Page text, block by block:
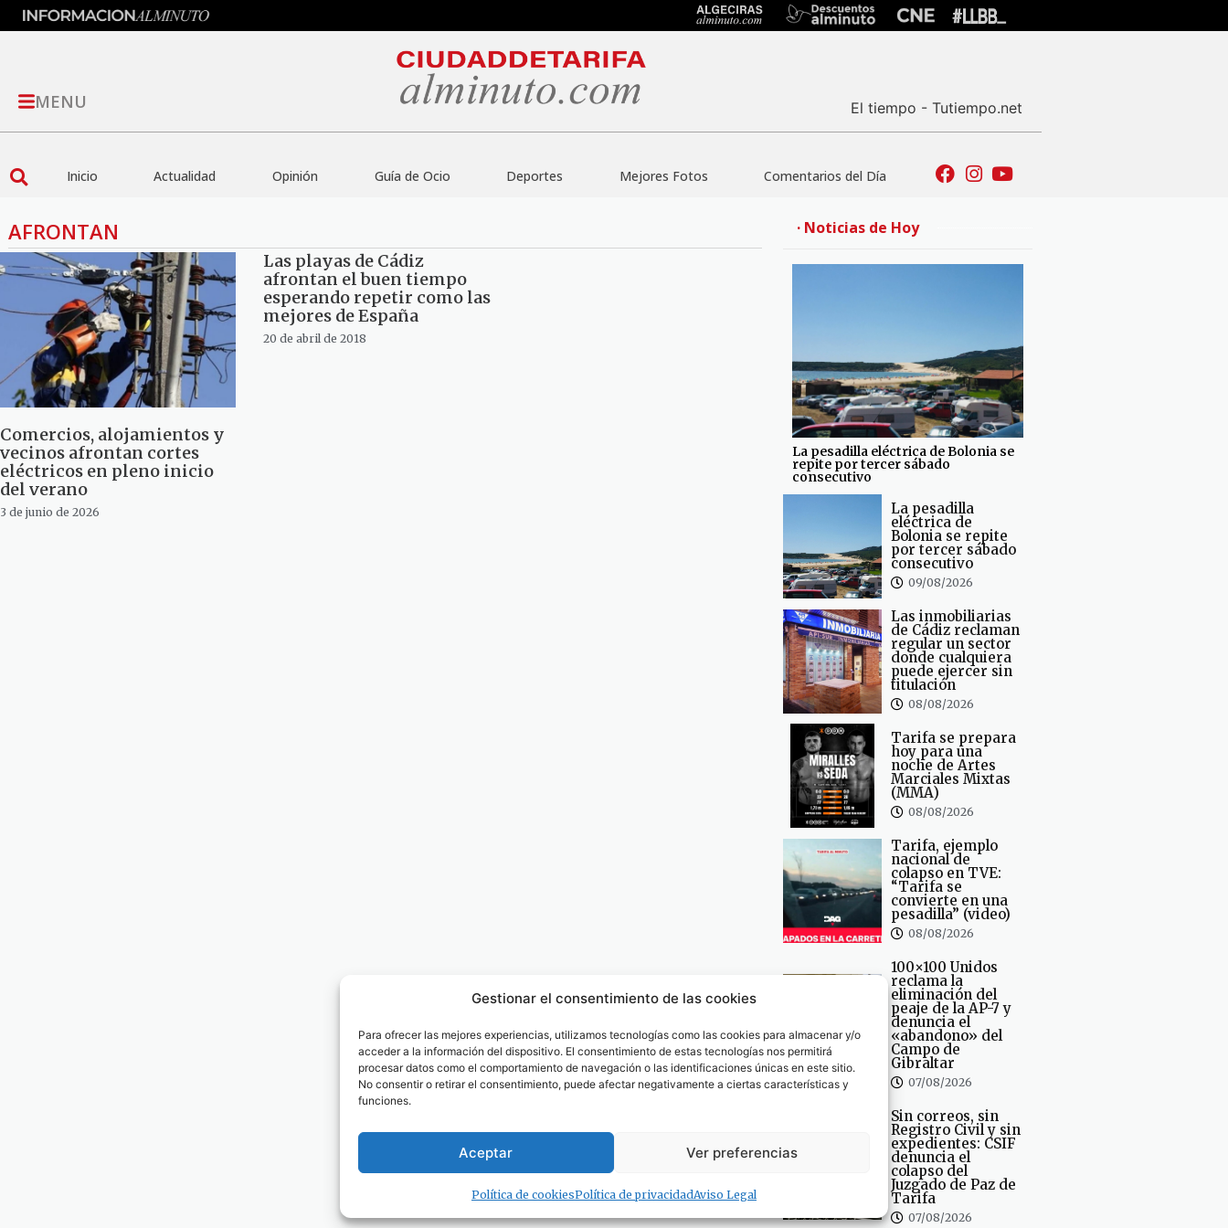
Gestionar el consentimiento de las cookies
Para ofrecer las mejores experiencias, utilizamos tecnologías como las cookies para almacenar y/o
acceder a la información del dispositivo. El consentimiento de estas tecnologías nos permitirá
procesar datos como el comportamiento de navegación o las identificaciones únicas en este sitio.
No consentir o retirar el consentimiento, puede afectar negativamente a ciertas características y
funciones.
Aceptar Ver preferencias
Política de cookiesPolítica de privacidadAviso Legal
MENU El tiempo - Tutiempo.net
Inicio Actualidad Opinión Guía de Ocio Deportes Mejores Fotos Comentarios del Día
AFRONTAN
Comercios, alojamientos y
vecinos afrontan cortes
eléctricos en pleno inicio
del verano
3 de junio de 2026
Las playas de Cádiz
afrontan el buen tiempo
esperando repetir como las
mejores de España
20 de abril de 2018
· Noticias de Hoy
La pesadilla eléctrica de Bolonia se
repite por tercer sábado
consecutivo
La pesadilla
eléctrica de
Bolonia se repite
por tercer sábado
consecutivo
09/08/2026
Las inmobiliarias
de Cádiz reclaman
regular un sector
donde cualquiera
puede ejercer sin
titulación
08/08/2026
Tarifa se prepara
hoy para una
noche de Artes
Marciales Mixtas
(MMA)
08/08/2026
Tarifa, ejemplo
nacional de
colapso en TVE:
“Tarifa se
convierte en una
pesadilla” (video)
08/08/2026
100×100 Unidos
reclama la
eliminación del
peaje de la AP-7 y
denuncia el
«abandono» del
Campo de
Gibraltar
07/08/2026
Sin correos, sin
Registro Civil y sin
expedientes: CSIF
denuncia el
colapso del
Juzgado de Paz de
Tarifa
07/08/2026